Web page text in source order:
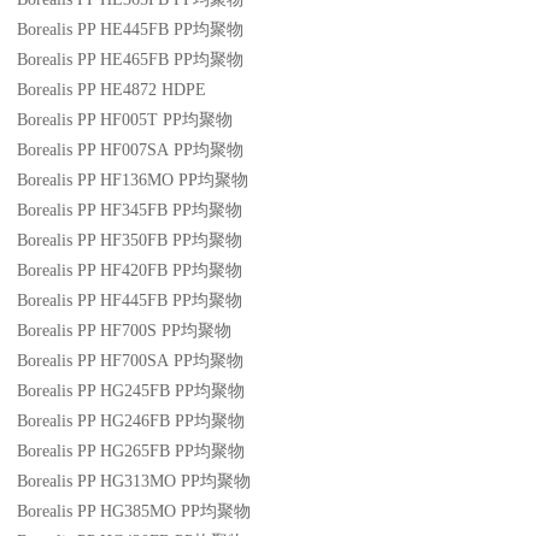
Borealis PP HE445FB PP均聚物
Borealis PP HE465FB PP均聚物
Borealis PP HE4872 HDPE
Borealis PP HF005T PP均聚物
Borealis PP HF007SA PP均聚物
Borealis PP HF136MO PP均聚物
Borealis PP HF345FB PP均聚物
Borealis PP HF350FB PP均聚物
Borealis PP HF420FB PP均聚物
Borealis PP HF445FB PP均聚物
Borealis PP HF700S PP均聚物
Borealis PP HF700SA PP均聚物
Borealis PP HG245FB PP均聚物
Borealis PP HG246FB PP均聚物
Borealis PP HG265FB PP均聚物
Borealis PP HG313MO PP均聚物
Borealis PP HG385MO PP均聚物